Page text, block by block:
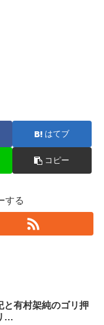
はてブ
コピー
する
と有村架純のゴリ押
…